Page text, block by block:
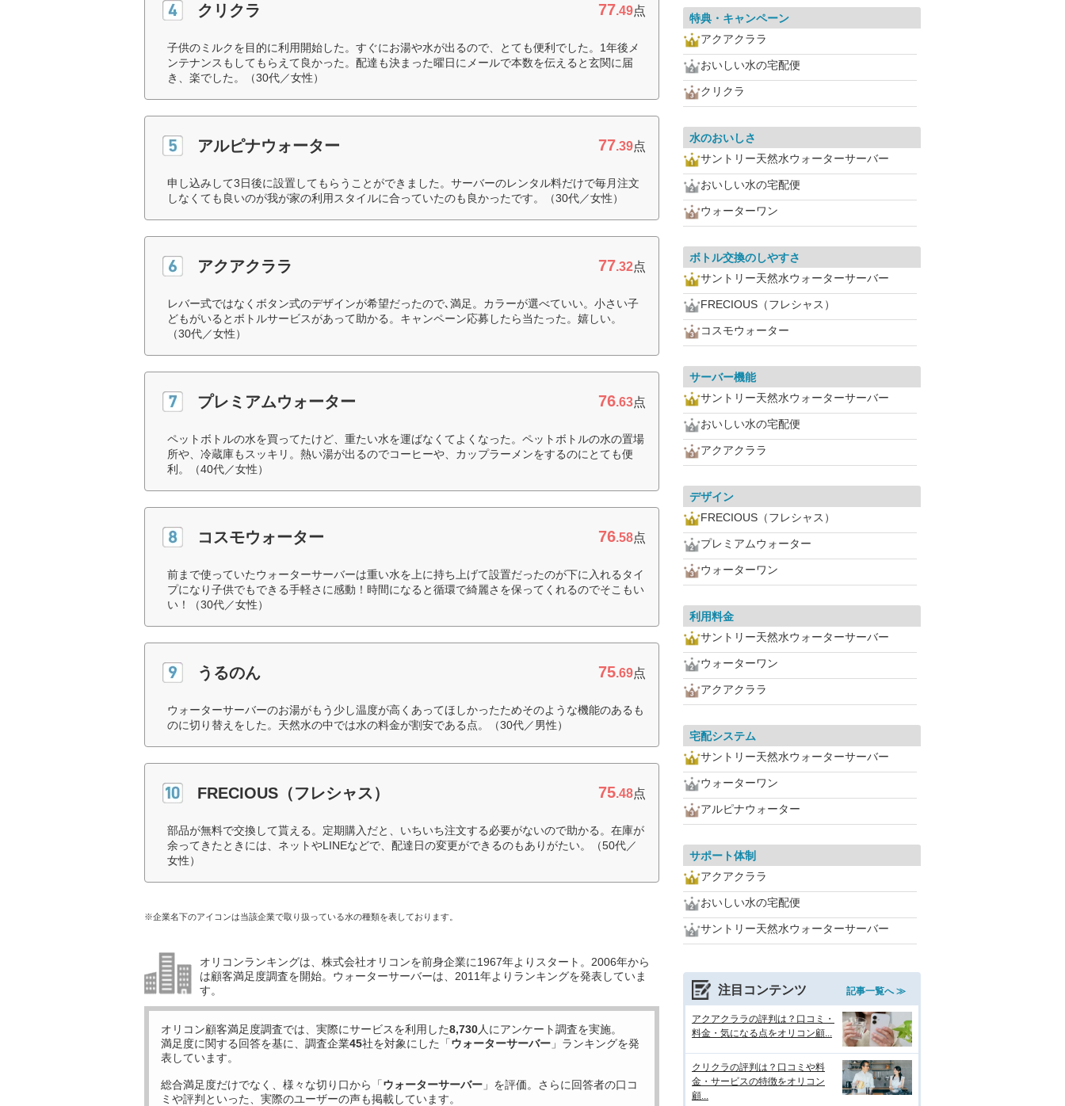
クリクラ 77.49点
子供のミルクを目的に利用開始した。すぐにお湯や水が出るので、とても便利でした。1年後メ
ンテナンスもしてもらえて良かった。配達も決まった曜日にメールで本数を伝えると玄関に届
き、楽でした。（30代／女性）
アルピナウォーター 77.39点
申し込みして3日後に設置してもらうことができました。サーバーのレンタル料だけで毎月注文
しなくても良いのが我が家の利用スタイルに合っていたのも良かったです。（30代／女性）
アクアクララ 77.32点
レバー式ではなくボタン式のデザインが希望だったので､満足。カラーが選べていい。小さい子
どもがいるとボトルサービスがあって助かる。キャンペーン応募したら当たった。嬉しい。
（30代／女性）
プレミアムウォーター 76.63点
ペットボトルの水を買ってたけど、重たい水を運ばなくてよくなった。ペットボトルの水の置場
所や、冷蔵庫もスッキリ。熱い湯が出るのでコーヒーや、カップラーメンをするのにとても便
利。（40代／女性）
コスモウォーター 76.58点
前まで使っていたウォーターサーバーは重い水を上に持ち上げて設置だったのが下に入れるタイ
プになり子供でもできる手軽さに感動！時間になると循環で綺麗さを保ってくれるのでそこもい
い！（30代／女性）
うるのん 75.69点
ウォーターサーバーのお湯がもう少し温度が高くあってほしかったためそのような機能のあるも
のに切り替えをした。天然水の中では水の料金が割安である点。（30代／男性）
FRECIOUS（フレシャス） 75.48点
部品が無料で交換して貰える。定期購入だと、いちいち注文する必要がないので助かる。在庫が
余ってきたときには、ネットやLINEなどで、配達日の変更ができるのもありがたい。（50代／
女性）
※企業名下のアイコンは当該企業で取り扱っている水の種類を表しております。
オリコンランキングは、株式会社オリコンを前身企業に1967年よりスタート。2006年から
は顧客満足度調査を開始。ウォーターサーバーは、2011年よりランキングを発表していま
す。
オリコン顧客満足度調査では、実際にサービスを利用した8,730人にアンケート調査を実施。
満足度に関する回答を基に、調査企業45社を対象にした「ウォーターサーバー 」ランキングを発
表しています。
総合満足度だけでなく、様々な切り口から「ウォーターサーバー 」を評価。さらに回答者の口コ
ミや評判といった、実際のユーザーの声も掲載しています。
特典・キャンペーン
アクアクララ
おいしい水の宅配便
クリクラ
水のおいしさ
サントリー天然水ウォーターサーバー
おいしい水の宅配便
ウォーターワン
ボトル交換のしやすさ
サントリー天然水ウォーターサーバー
FRECIOUS（フレシャス）
コスモウォーター
サーバー機能
サントリー天然水ウォーターサーバー
おいしい水の宅配便
アクアクララ
デザイン
FRECIOUS（フレシャス）
プレミアムウォーター
ウォーターワン
利用料金
サントリー天然水ウォーターサーバー
ウォーターワン
アクアクララ
宅配システム
サントリー天然水ウォーターサーバー
ウォーターワン
アルピナウォーター
サポート体制
アクアクララ
おいしい水の宅配便
サントリー天然水ウォーターサーバー
注目コンテンツ 記事一覧へ ≫
アクアクララの評判は？口コミ・
料金・気になる点をオリコン顧...
クリクラの評判は？口コミや料
金・サービスの特徴をオリコン
顧...